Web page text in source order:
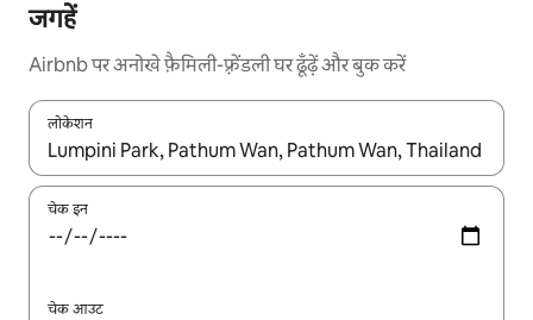
जगहें
Airbnb पर अनोखे फ़ैमिली-फ़्रेंडली घर ढूँढ़ें और बुक करें
लोकेशन
नतीजों के उपलब्ध होने पर, अप और डाउन 'ऐरो की' का इस्तेमाल करके नेविगेट
चेक इन
चेक आउट